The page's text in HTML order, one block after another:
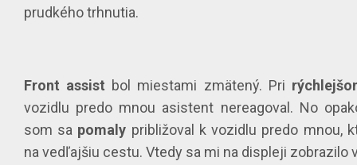
prudkého trhnutia.
Front assist bol miestami zmätený. Pri
vozidlu predo mnou asistent nereagoval. No
som sa pomaly približoval k vozidlu predo mnou,
na vedľajšiu cestu. Vtedy sa mi na displeji zobrazilo